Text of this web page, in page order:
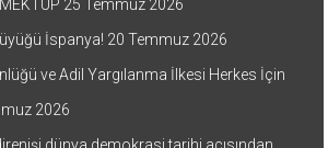
25 Temmuz 2026
İspanya! 20 Temmuz 2026
ve Adil Yargılanma İlkesi Herkes İçin
2026